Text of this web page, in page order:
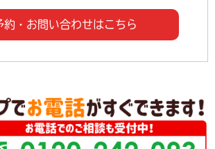
約・お問い合わせはこちら